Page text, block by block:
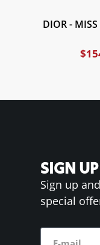
DIOR -
$
SIGN
Sign up
special